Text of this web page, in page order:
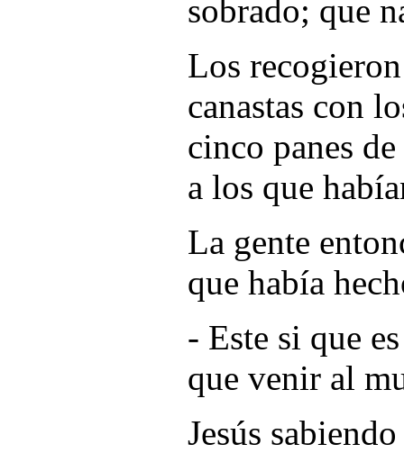
sobrado; que
Los
canastas con
cinco panes
a los que
La gente
que había
- Este si que
que venir al
Jesús